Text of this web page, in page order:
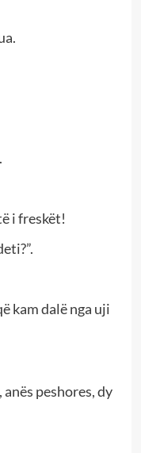
i freskët!
kam dalë nga uji
peshores, dy